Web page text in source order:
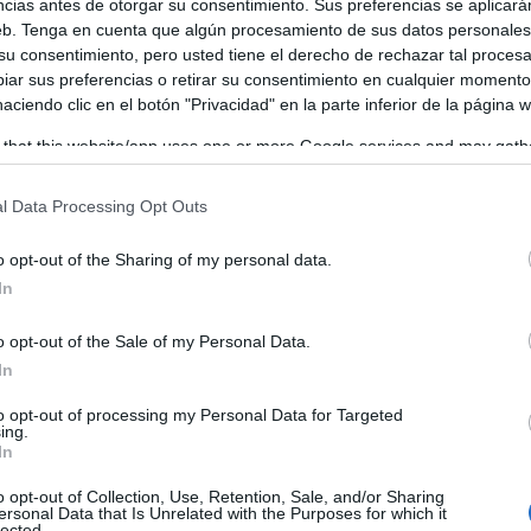
antes de otorgar su consentimiento. Sus preferencias se
Tenga en cuenta que algún procesamiento de sus datos
consentimiento, pero usted tiene el derecho de rechazar tal
sus preferencias o retirar su consentimiento en cualquier
clic en el botón "Privacidad" en la parte inferior de la página
that this website/app uses one or more Google services and may
but not limited to your visit or usage behaviour. You may
consent section.
Data Processing Opt Outs
opt-out of the Sharing of my personal data.
opt-out of the Sale of my Personal Data.
opt-out of processing my Personal Data for Targeted
opt-out of Collection, Use, Retention, Sale, and/or Sharing
Data that Is Unrelated with the Purposes for which it
ha remarcado el compromiso del Gobierno de Castilla-
“Nuestro compromiso es garantizar la movilidad en
en el medio rural”, ha señalado. Para ello, tal y como
una inversión de 19 millones en la provincia de
Caballero en la presentación de las actuaciones que
en la CM-412 en el tramo Pozo de la Serna a Villanueva